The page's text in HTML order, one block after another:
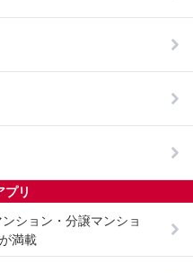
プリ
ション・分譲マンショ
満載